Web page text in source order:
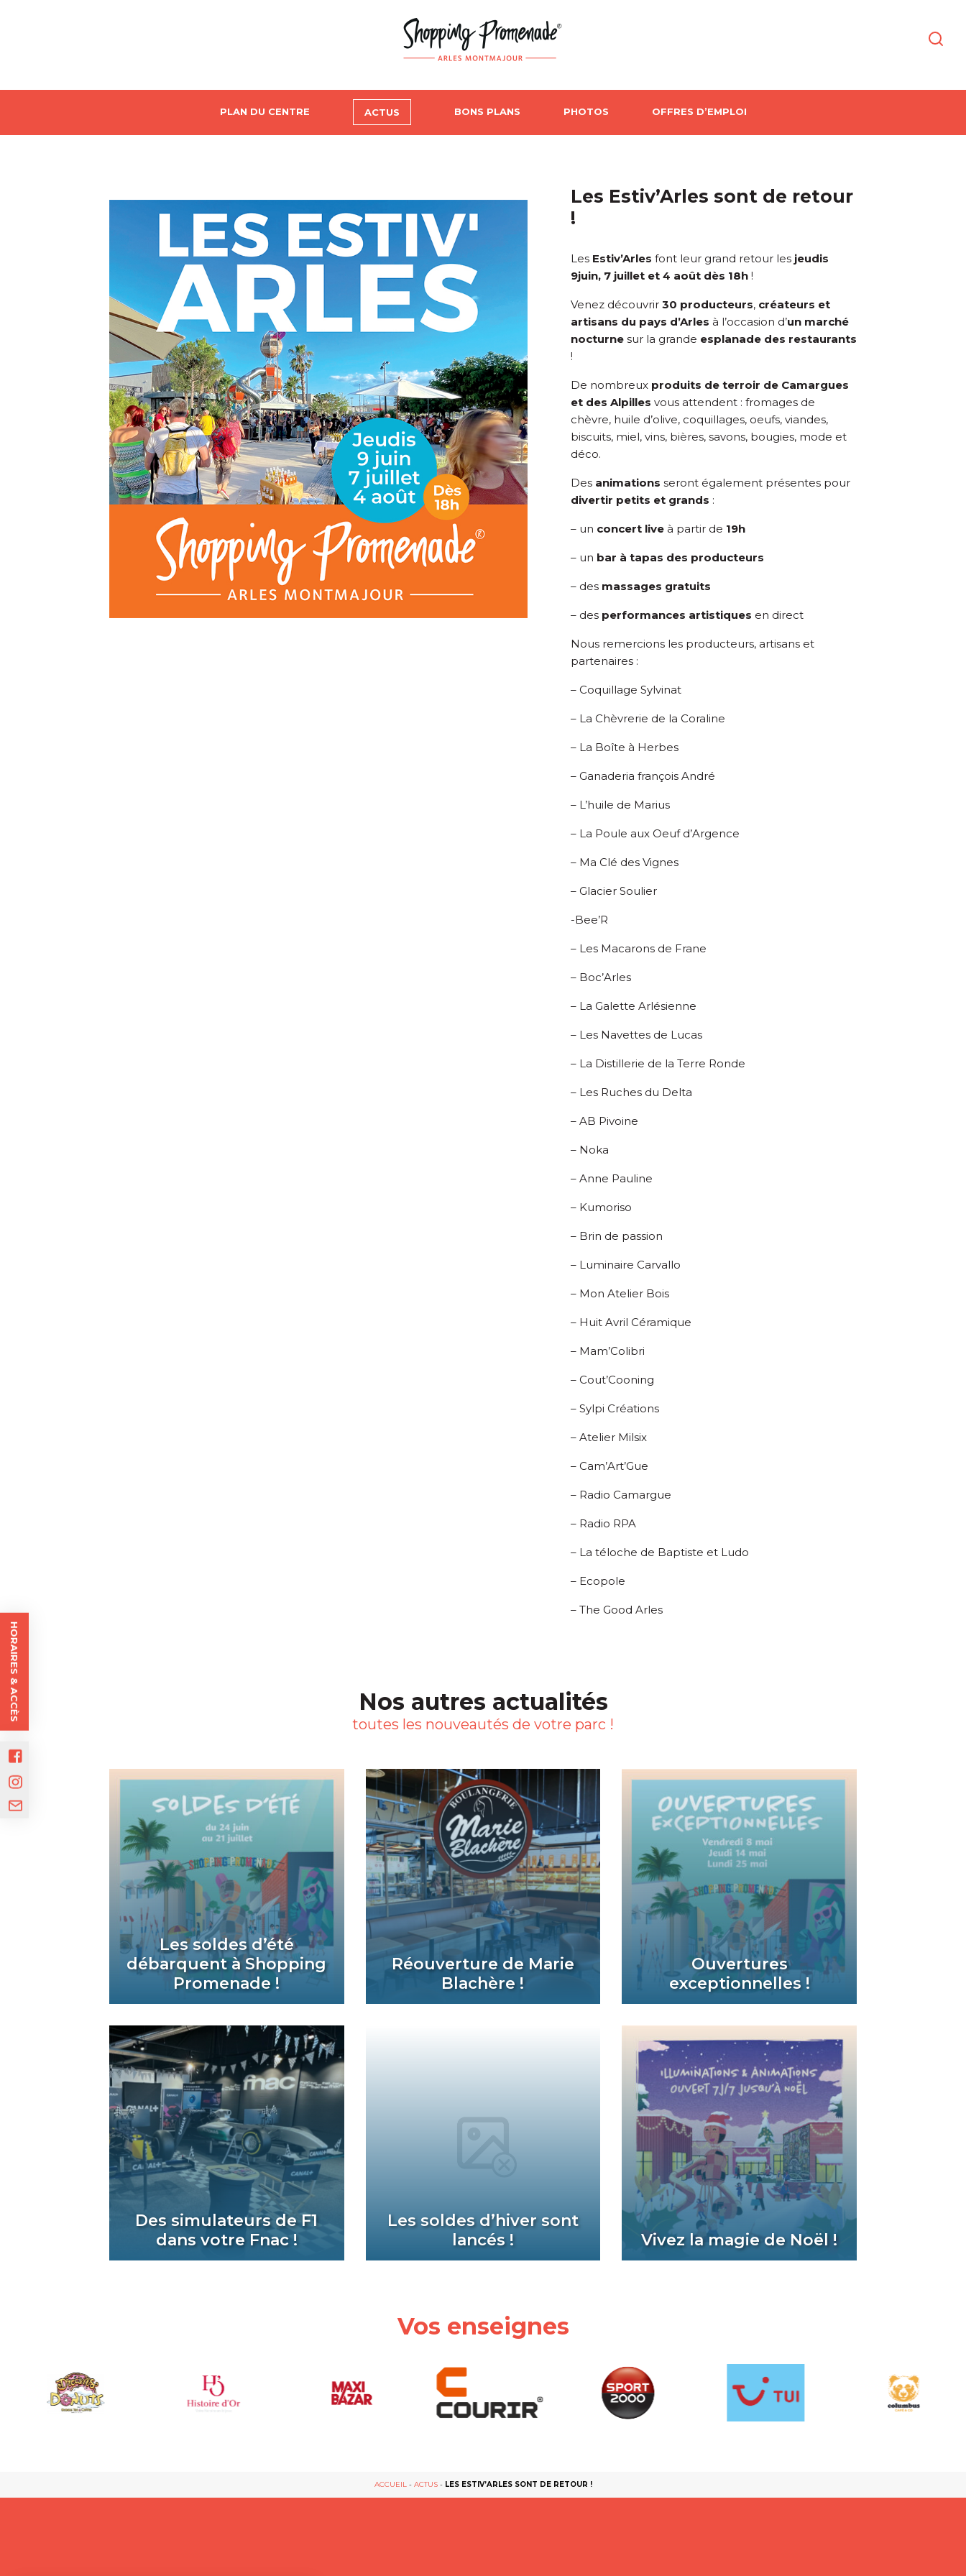
PLAN DU CENTRE ACTUS BONS PLANS PHOTOS OFFRES D’EMPLOI
Les Estiv’Arles sont de retour
!
LesEstiv’Arles font leur grand retour les jeudis
9juin, 7 juillet et 4 août dès 18h!
Venez découvrir 30 producteurs, créateurs et
artisans du pays d’Arles à l’occasion d’un marché
nocturnesur la grande esplanade des restaurants
!
De nombreux produits de terroir de Camargues
et des Alpilles vous attendent : fromages de
chèvre, huile d’olive, coquillages, oeufs, viandes,
biscuits, miel, vins, bières, savons, bougies, mode et
déco.
Des animations seront également présentes pour
divertir petits et grands :
– un concert liveà partir de 19h
– un bar à tapas des producteurs
– des massages gratuits
– des performances artistiques en direct
Nous remercions les producteurs, artisans et
partenaires :
– Coquillage Sylvinat
– La Chèvrerie de la Coraline
– La Boîte à Herbes
– Ganaderia françois André
– L’huile de Marius
– La Poule aux Oeuf d’Argence
– Ma Clé des Vignes
– Glacier Soulier
-Bee’R
– Les Macarons de Frane
– Boc’Arles
– La Galette Arlésienne
– Les Navettes de Lucas
– La Distillerie de la Terre Ronde
– Les Ruches du Delta
– AB Pivoine
– Noka
– Anne Pauline
– Kumoriso
– Brin de passion
– Luminaire Carvallo
– Mon Atelier Bois
– Huit Avril Céramique
– Mam’Colibri
– Cout’Cooning
– Sylpi Créations
– Atelier Milsix
– Cam’Art’Gue
– Radio Camargue
– Radio RPA
– La téloche de Baptiste et Ludo
– Ecopole
– The Good Arles
Nos autres actualités
toutes les nouveautés de votre parc !
Les soldes d’été
débarquent à Shopping
Promenade !
Réouverture de Marie
Blachère !
Ouvertures
exceptionnelles !
Des simulateurs de F1
dans votre Fnac !
Les soldes d’hiver sont
lancés !
Vivez la magie de Noël !
HORAIRES & ACCÈS
Vos enseignes
ACCUEIL - ACTUS- LES ESTIV’ARLES SONT DE RETOUR !